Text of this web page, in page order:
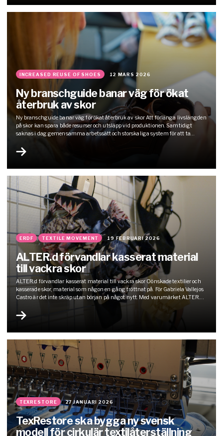
INCREASED REUSE OF SHOES 12 MARS 2026
Ny branschguide banar väg för ökat
återbruk av skor
Ny branschguide banar väg för ökat återbruk av skor Att förlänga livslängden
på skor kan spara både resurser och utsläpp vid produktionen. Samtidigt
saknas i dag gemensamma arbetssätt och storskaliga system för att ta
tillvara begagnade skor. Nu lanseras en branschguide som ska göra det
enklare att öka återbruket av skor i praktiken. Den nya…
ERDF TEXTILE MOVEMENT 19 FEBRUARI 2026
ALTER.d förvandlar kasserat material
till vackra skor
ALTER.d förvandlar kasserat material till vackra skor Oönskade textilier och
kasserade skor, material som någon en gång tröttnat på. För Gabriela Vallejos
Castro är det inte skräp utan början på något nytt. Med varumärket ALTER.d
har hon gjort återbruk till både metod och budskap, och visar att framtidens
design inte behöver skapas av nya resurser,…
TEXRESTORE 27 JANUARI 2026
TexRestore ska bygga ny svensk
modell för cirkulär textilåterställning